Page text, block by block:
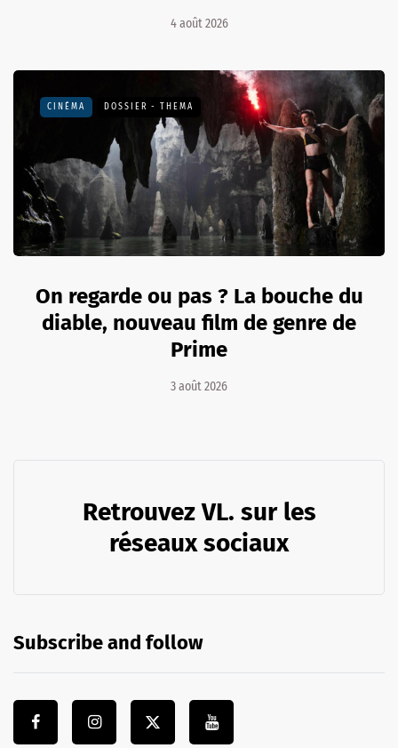
4 août 2026
CINÉMA DOSSIER - THEMA
On regarde ou pas ? La bouche du
diable, nouveau film de genre de
Prime
3 août 2026
Retrouvez VL. sur les
réseaux sociaux
Subscribe and follow